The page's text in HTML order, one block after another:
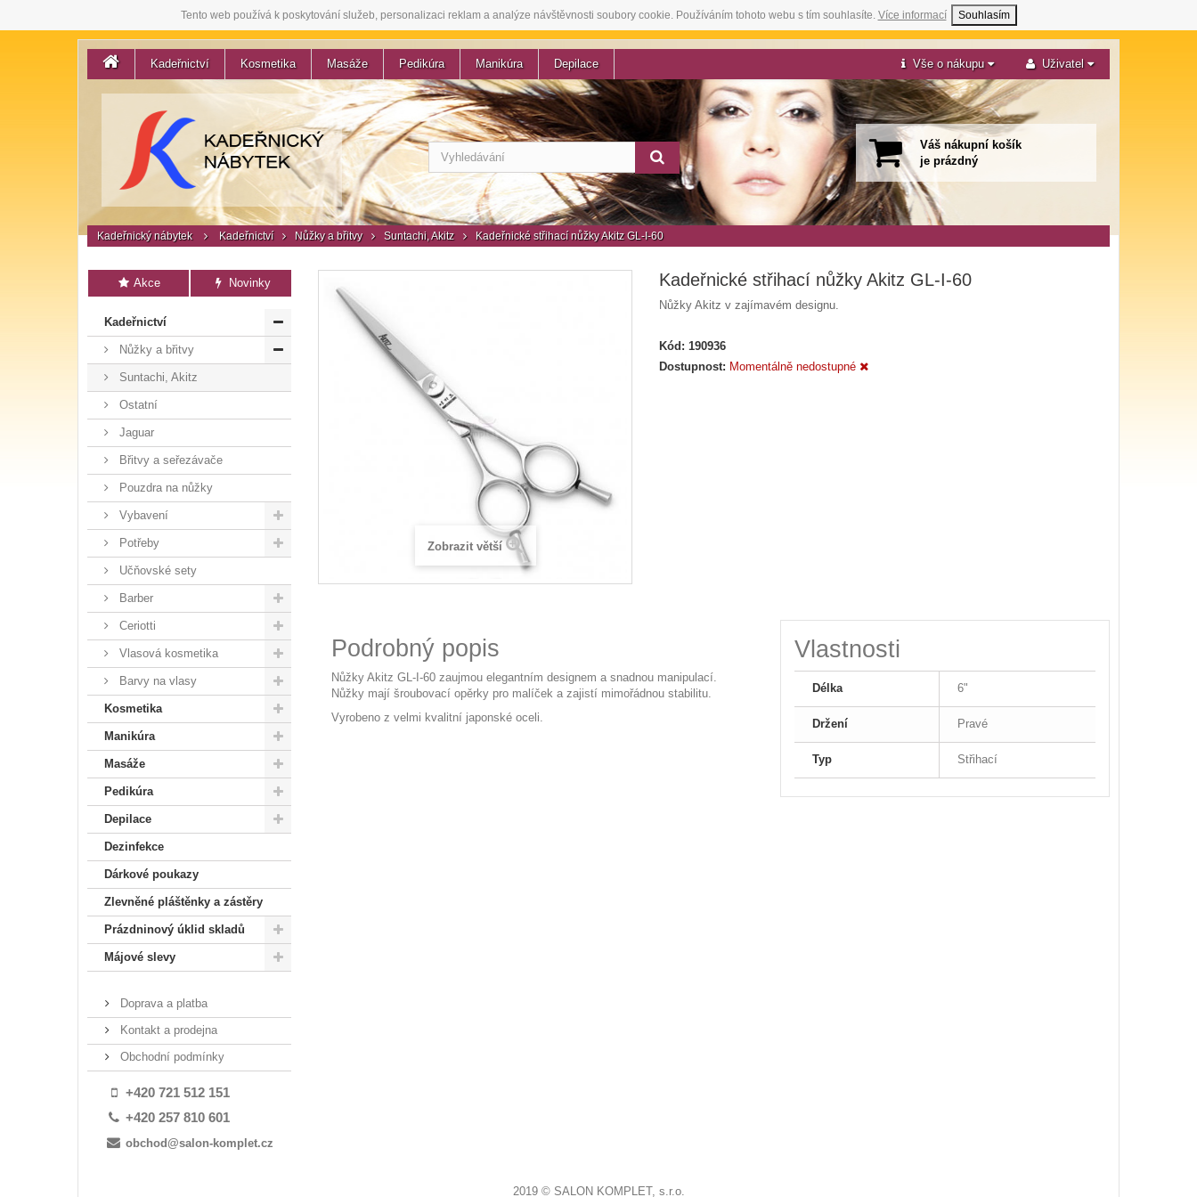
Tento web používá k poskytování služeb, personalizaci reklam a analýze návštěvnosti soubory cookie. Používáním tohoto webu s tím souhlasíte. Více informací Souhlasím
Kadeřnictví Kosmetika Masáže Pedikúra Manikúra Depilace Vše o nákupu Uživatel
Váš nákupní košík
je prázdný
Kadeřnický nábytek Kadeřnictví Nůžky a břitvy Suntachi, Akitz Kadeřnické střihací nůžky Akitz GL-I-60
Akce Novinky
Kadeřnictví
Nůžky a břitvy
Suntachi, Akitz
Ostatní
Jaguar
Břitvy a seřezávače
Pouzdra na nůžky
Vybavení
Potřeby
Učňovské sety
Barber
Ceriotti
Vlasová kosmetika
Barvy na vlasy
Kosmetika
Manikúra
Masáže
Pedikúra
Depilace
Dezinfekce
Dárkové poukazy
Zlevněné pláštěnky a zástěry
Prázdninový úklid skladů
Májové slevy
Doprava a platba
Kontakt a prodejna
Obchodní podmínky
+420 721 512 151
+420 257 810 601
obchod@salon-komplet.cz
Zobrazit větší
Kadeřnické střihací nůžky Akitz GL-I-60
Nůžky Akitz v zajímavém designu.
Kód: 190936
Dostupnost: Momentálně nedostupné
Podrobný popis
Nůžky Akitz GL-I-60 zaujmou elegantním designem a snadnou manipulací.
Nůžky mají šroubovací opěrky pro malíček a zajistí mimořádnou stabilitu.
Vyrobeno z velmi kvalitní japonské oceli.
Vlastnosti
Délka 6"
Držení Pravé
Typ Střihací
2019 © SALON KOMPLET, s.r.o.